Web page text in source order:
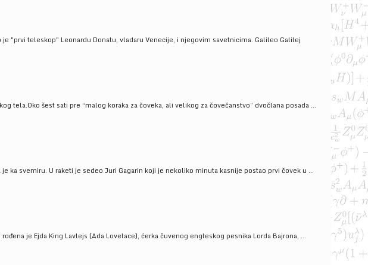
"prvi teleskop" Leonardu Donatu, vladaru Venecije, i njegovim savetnicima. Galileo Galilej
tela.Oko šest sati pre “malog koraka za čoveka, ali velikog za čovečanstvo” dvočlana posada ...
ka svemiru. U raketi je sedeo Juri Gagarin koji je nekoliko minuta kasnije postao prvi čovek u ...
je Ejda King Lavlejs (Ada Lovelace), ćerka čuvenog engleskog pesnika Lorda Bajrona, ...